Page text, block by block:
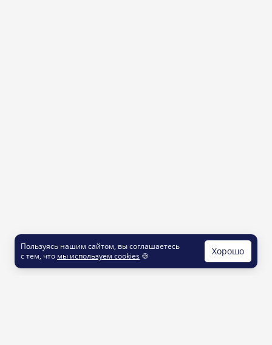
Пользуясь нашим сайтом, вы соглашаетесь
с тем, что мы используем cookies 🍪 Хорошо